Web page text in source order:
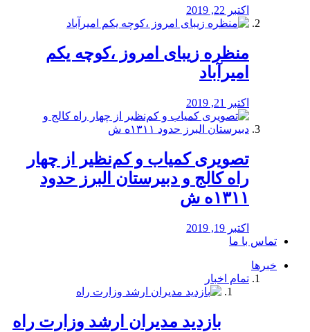
اکتبر 22, 2019
منظره‌‌ زیبای امروز ،کوچه یکم
امیرآباد
اکتبر 21, 2019
️تصویری کمیاب و کم‌نظیر از چهار
راه كالج و دبيرستان البرز حدود
۱۳۱۱ه ش
اکتبر 19, 2019
تماس با ما
خبرها
تمام اخبار
بازدید مدیران ارشد وزارت راه